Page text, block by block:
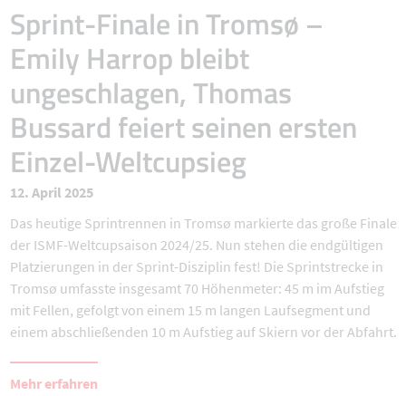
Sprint-Finale in Tromsø –
Emily Harrop bleibt
ungeschlagen, Thomas
Bussard feiert seinen ersten
Einzel-Weltcupsieg
12. April 2025
Das heutige Sprintrennen in Tromsø markierte das große Finale
der ISMF-Weltcupsaison 2024/25. Nun stehen die endgültigen
Platzierungen in der Sprint-Disziplin fest! Die Sprintstrecke in
Tromsø umfasste insgesamt 70 Höhenmeter: 45 m im Aufstieg
mit Fellen, gefolgt von einem 15 m langen Laufsegment und
einem abschließenden 10 m Aufstieg auf Skiern vor der Abfahrt.
Mehr erfahren